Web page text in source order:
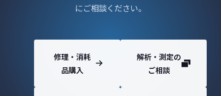
にご相談ください。
修理・消耗
品購入
解析・測定の
ご相談